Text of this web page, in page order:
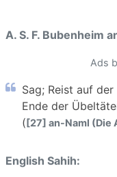
A. S. F. Bubenheim
Ads
Sag; Reist auf
Ende der
([27] an-Naml (Die
English Sahih: